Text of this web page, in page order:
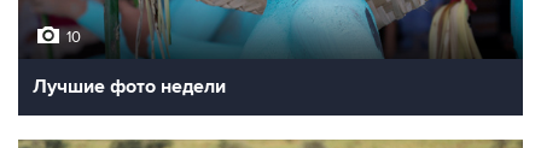
10
Лучшие фото недели